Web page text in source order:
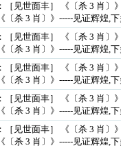
［见世面丰］ 《〔杀 3 肖〕
〔杀 3 肖〕》-----见证辉煌,
［见世面丰］ 《〔杀 3 肖〕
〔杀 3 肖〕》-----见证辉煌,
［见世面丰］ 《〔杀 3 肖〕
〔杀 3 肖〕》-----见证辉煌,
［见世面丰］ 《〔杀 3 肖〕
〔杀 3 肖〕》-----见证辉煌,
［见世面丰］ 《〔杀 3 肖〕
〔杀 3 肖〕》-----见证辉煌,